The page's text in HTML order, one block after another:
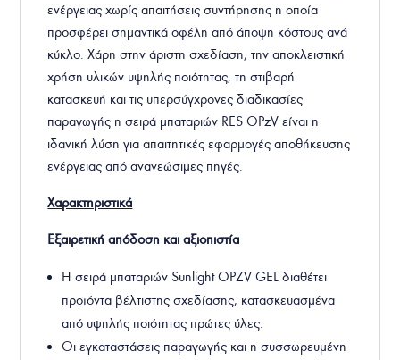
ενέργειας χωρίς απαιτήσεις συντήρησης η οποία
προσφέρει σημαντικά οφέλη από άποψη κόστους ανά
κύκλο. Χάρη στην άριστη σχεδίαση, την αποκλειστική
χρήση υλικών υψηλής ποιότητας, τη στιβαρή
κατασκευή και τις υπερσύγχρονες διαδικασίες
παραγωγής η σειρά μπαταριών RES OPzV είναι η
ιδανική λύση για απαιτητικές εφαρμογές αποθήκευσης
ενέργειας από ανανεώσιμες πηγές.
Χαρακτηριστικά
Εξαιρετική απόδοση και αξιοπιστία
Η σειρά μπαταριών Sunlight OPZV GEL διαθέτει
προϊόντα βέλτιστης σχεδίασης, κατασκευασμένα
από υψηλής ποιότητας πρώτες ύλες.
Οι εγκαταστάσεις παραγωγής και η συσσωρευμένη